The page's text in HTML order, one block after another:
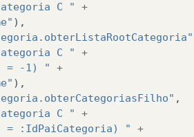
C "
+
),
C "
+
= -1) "
+
),
,
C "
+
= :IdPaiCategoria) "
+